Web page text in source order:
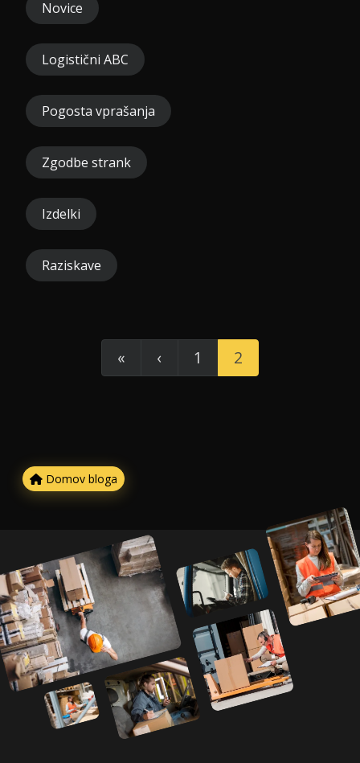
Novice
Logistični ABC
Pogosta vprašanja
Zgodbe strank
Izdelki
Raziskave
« ‹ 1 2
Domov bloga